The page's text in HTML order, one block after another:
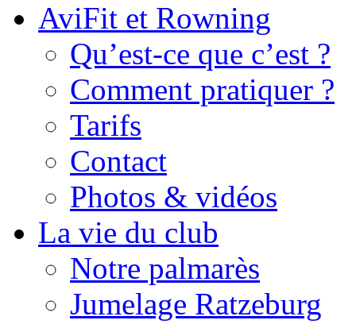
AviFit et Rowning
Qu’est-ce que c’est ?
Comment pratiquer ?
Tarifs
Contact
Photos & vidéos
La vie du club
Notre palmarès
Jumelage Ratzeburg